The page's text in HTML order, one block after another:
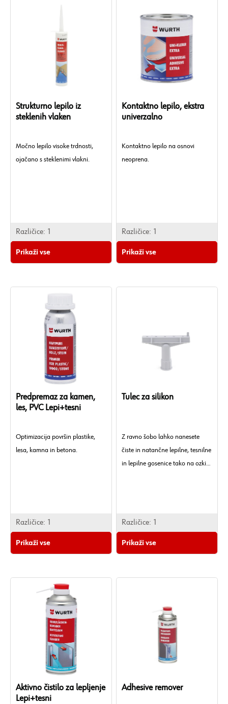
Strukturno lepilo iz
steklenih vlaken
Močno lepilo visoke trdnosti,
ojačano s steklenimi vlakni.
Različice: 1
Prikaži vse
Kontaktno lepilo, ekstra
univerzalno
Kontaktno lepilo na osnovi
neoprena.
Različice: 1
Prikaži vse
Predpremaz za kamen,
les, PVC Lepi+tesni
Optimizacija površin plastike,
lesa, kamna in betona.
Različice: 1
Prikaži vse
Tulec za silikon
Z ravno šobo lahko nanesete
čiste in natančne lepilne, tesnilne
in lepilne gosenice tako na ozkih
Različice: 1
Prikaži vse
Aktivno čistilo za lepljenje
Lepi+tesni
Adhesive remover